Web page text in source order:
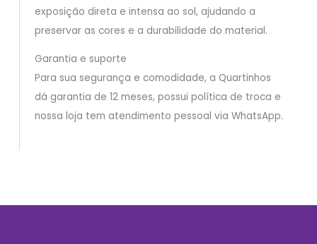
exposição direta e intensa ao sol, ajudando a
preservar as cores e a durabilidade do material.
Garantia e suporte
Para sua segurança e comodidade, a Quartinhos
dá garantia de 12 meses, possui política de troca e
nossa loja tem atendimento pessoal via WhatsApp.